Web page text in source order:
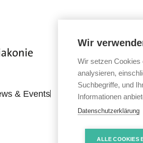
& Events Alle News Gute
Wir
Wir setzen Cookies
analysieren,
Suchbegriffe, und
Informationen
Datenschutzerklärung
ALLE COOKIES